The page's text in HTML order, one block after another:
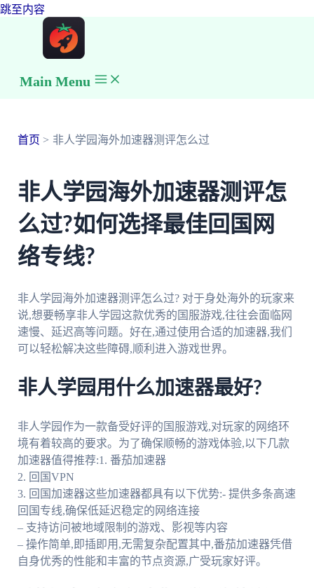
跳至内容
Main Menu
首页 非人学园海外加速器测评怎么过
非人学园海外加速器测评怎
么过?如何选择最佳回国网
络专线?
非人学园海外加速器测评怎么过? 对于身处海外的玩家来
说,想要畅享非人学园这款优秀的国服游戏,往往会面临网
速慢、延迟高等问题。好在,通过使用合适的加速器,我们
可以轻松解决这些障碍,顺利进入游戏世界。
非人学园用什么加速器最好?
非人学园作为一款备受好评的国服游戏,对玩家的网络环
境有着较高的要求。为了确保顺畅的游戏体验,以下几款
加速器值得推荐:1. 番茄加速器
2. 回国VPN
3. 回国加速器这些加速器都具有以下优势:- 提供多条高速
回国专线,确保低延迟稳定的网络连接
– 支持访问被地域限制的游戏、影视等内容
– 操作简单,即插即用,无需复杂配置其中,番茄加速器凭借
自身优秀的性能和丰富的节点资源,广受玩家好评。